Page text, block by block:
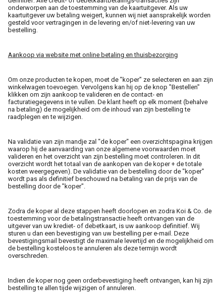
onderworpen aan de toestemming van de kaartuitgever. Als uw
kaartuitgever uw betaling weigert, kunnen wij niet aansprakelijk worden
gesteld voor vertragingen in de levering en/of niet-levering van uw
bestelling.
Aankoop via website met online betaling en thuisbezorging
Om onze producten te kopen, moet de "koper" ze selecteren en aan zijn
winkelwagen toevoegen. Vervolgens kan hij op de knop "Bestellen"
klikken om zijn aankoop te valideren en de contact- en
facturatiegegevens in te vullen. De klant heeft op elk moment (behalve
na betaling) de mogelijkheid om de inhoud van zijn bestelling te
raadplegen en te wijzigen.
Na validatie van zijn mandje zal "de koper" een overzichtspagina krijgen
waarop hij de aanvaarding van onze algemene voorwaarden moet
valideren en het overzicht van zijn bestelling moet controleren. In dit
overzicht wordt het totaal van de aankopen van de koper + de totale
kosten weergegeven). De validatie van de bestelling door de "koper"
wordt pas als definitief beschouwd na betaling van de prijs van de
bestelling door de "koper".
Zodra de koper al deze stappen heeft doorlopen en zodra Koi & Co. de
toestemming voor de betalingstransactie heeft ontvangen van de
uitgever van uw krediet- of debetkaart, is uw aankoop definitief. Wij
sturen u dan een bevestiging van uw bestelling per e-mail. Deze
bevestigingsmail bevestigt de maximale levertijd en de mogelijkheid om
de bestelling kosteloos te annuleren als deze termijn wordt
overschreden.
Indien de koper nog geen orderbevestiging heeft ontvangen, kan hij zijn
bestelling te allen tijde wijzigen of annuleren.